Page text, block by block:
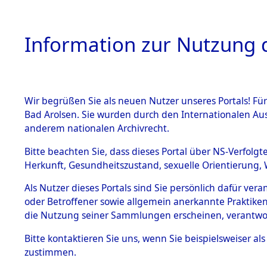
HOME
BESTÄNDE
Inhaftierungsdoku
mente
1.2.9 Beim ITS
verwahrte
1.2.9.1
Effekten aus
0001
Information zur Nutzung
Wir begrüßen Sie als neuen Nutzer unseres Portals!
Bad Arolsen. Sie wurden durch den Internationalen
anderem nationalen Archivrecht.
Bitte beachten Sie, dass dieses Portal über NS-
Herkunft, Gesundheitszustand, sexuelle
Als Nutzer dieses Portals sind Sie persönlich dafür
oder Betroffener sowie allgemein anerkannte
die Nutzung seiner Sammlungen erscheinen,
Bitte kontaktieren Sie uns, wenn Sie beispielsweiser
zustimmen.